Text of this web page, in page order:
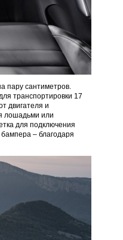
пару сантиметров.
транспортировки 17
двигателя и
лошадьми или
для подключения
– благодаря